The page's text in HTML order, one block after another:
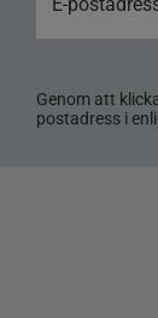
Genom att
postadress i